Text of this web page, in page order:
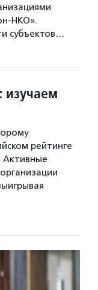
НКО».
субъектов…
изучаем
рейтинге
Активные